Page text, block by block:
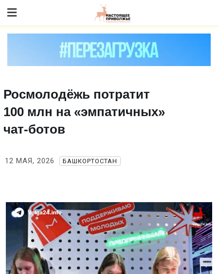
to content
Росмолодёжь потратит
100 млн на «эмпатичных»
чат‑ботов
12 МАЯ, 2026 БАШКОРТОСТАН